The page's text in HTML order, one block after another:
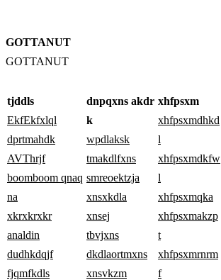
GOTTANUT
GOTTANUT
tjddls
EkfEkfxlql
dprtmahdk
AVThrjf
boomboom qnaq
na
xkrxkrxkr
analdin
dudhkdqjf
fjqmfkdls
dnpqxns akdr
k
wpdlaksk
tmakdlfxns
smreoektzja
xnsxkdla
xnsej
tbvjxns
dkdlaortmxns
xnsvkzm
xhfpsxm
xhfpsxmdhkd
l
xhfpsxmdkfw
l
xhfpsxmqka
xhfpsxmakzp
t
xhfpsxmrnrm
f